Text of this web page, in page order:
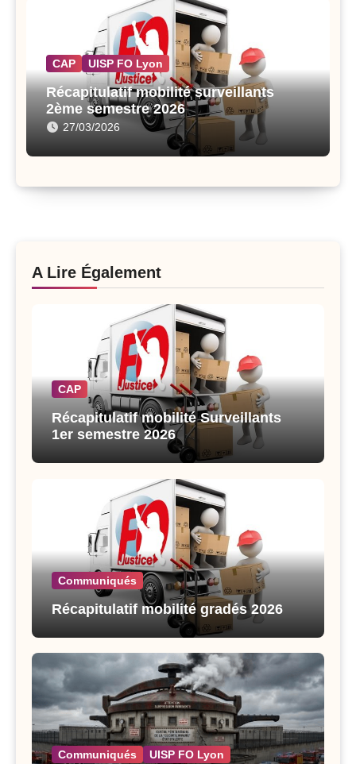
CAP UISP FO Lyon
Récapitulatif mobilité surveillants
2ème semestre 2026
27/03/2026
A Lire Également
CAP
Récapitulatif mobilité Surveillants
1er semestre 2026
Communiqués
Récapitulatif mobilité gradés 2026
Communiqués UISP FO Lyon